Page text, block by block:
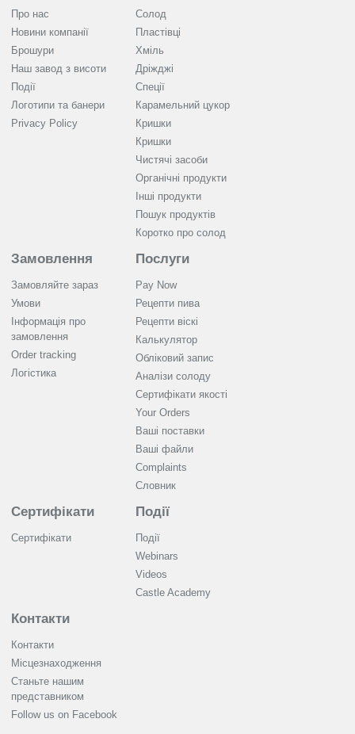
Про нас
Новини компанії
Брошури
Наш завод з висоти
Події
Логотипи та банери
Privacy Policy
Солод
Пластівці
Хміль
Дріжджі
Спеції
Карамельний цукор
Кришки
Кришки
Чистячі засоби
Органічні продукти
Інші продукти
Пошук продуктів
Коротко про солод
Замовлення
Замовляйте зараз
Умови
Інформація про
замовлення
Order tracking
Логістика
Послуги
Pay Now
Рецепти пива
Рецепти віскі
Калькулятор
Обліковий запис
Аналізи солоду
Cертифікати якості
Your Orders
Ваші поставки
Ваші файли
Complaints
Словник
Сертифікати
Сертифікати
Події
Події
Webinars
Videos
Castle Academy
Контакти
Контакти
Місцезнаходження
Станьте нашим
представником
Follow us on Facebook